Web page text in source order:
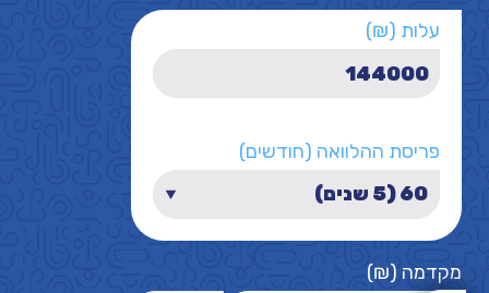
עלות (₪)
פריסת ההלוואה (חודשים)
מקדמה (₪)